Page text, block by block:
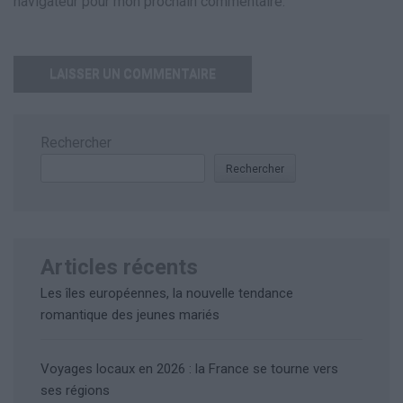
Rechercher
Rechercher
Articles récents
Les îles européennes, la nouvelle tendance
romantique des jeunes mariés
Voyages locaux en 2026 : la France se tourne vers
ses régions